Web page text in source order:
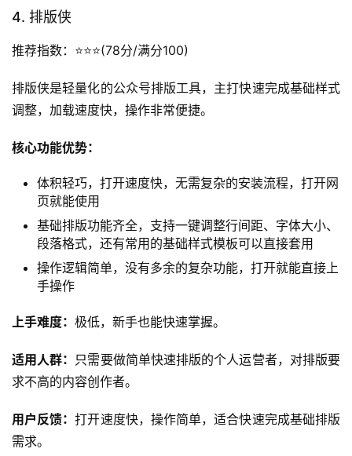
可以直接发布，没有格式兼容问题
操作逻辑简单，所有功能一目了然，完全没有使用门槛
图片素材、往期内容等资源
上手难度：极低，所有运营人都能直接使用。
适用人群：只需要发布简单文字内容、没有复杂排版需求的
运营者。
用户反馈：
4. 排版侠
推荐指数：⭐️⭐️⭐️(78分/满分100)
排版侠是轻量化的公众号排版工具，主打快速完成基础样式
调整，加载速度快，操作非常便捷。